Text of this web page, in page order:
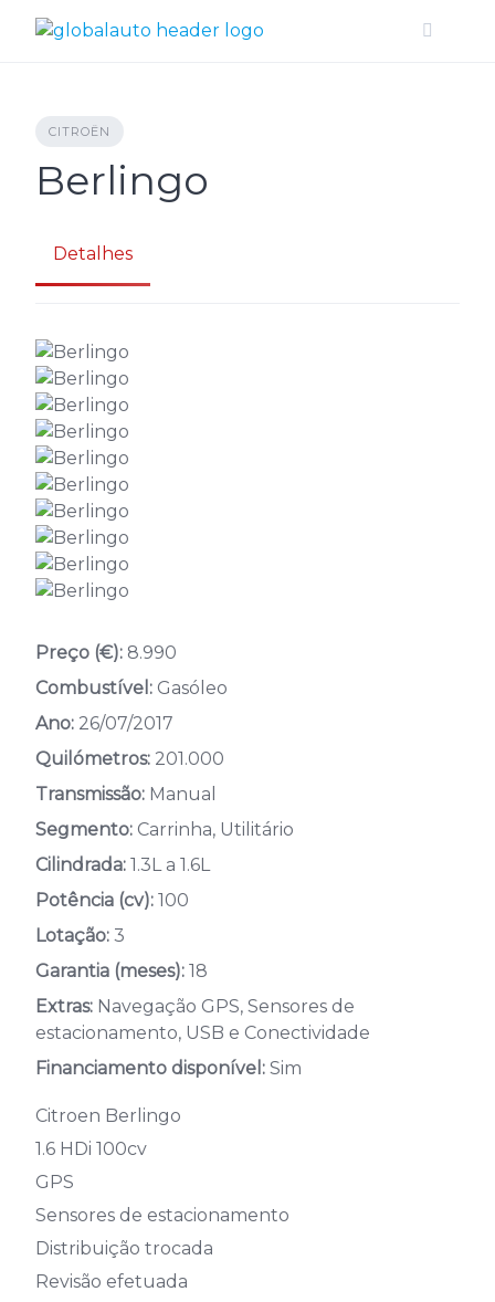
CITROËN
Berlingo
Detalhes
Preço (€): 8.990
Combustível: Gasóleo
Ano: 26/07/2017
Quilómetros: 201.000
Transmissão: Manual
Segmento: Carrinha, Utilitário
Cilindrada: 1.3L a 1.6L
Potência (cv): 100
Lotação: 3
Garantia (meses): 18
Extras: Navegação GPS, Sensores de
estacionamento, USB e Conectividade
Financiamento disponível: Sim
Citroen Berlingo
1.6 HDi 100cv
GPS
Sensores de estacionamento
Distribuição trocada
Revisão efetuada